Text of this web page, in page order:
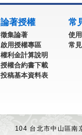
論著授權
徵集論著
啟用授權專區
權利金計算說明
授權合約書下載
投稿基本資料表
常
使
常
104 台北市中山區